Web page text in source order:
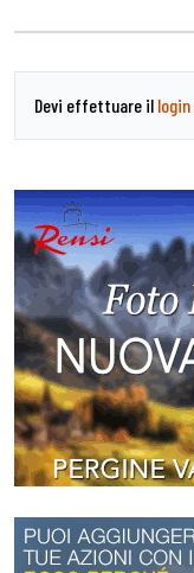
Devi effettuare il login